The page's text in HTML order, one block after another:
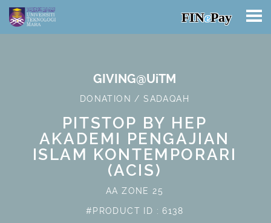
FINePay
GIVING@UiTM
DONATION / SADAQAH
PITSTOP BY HEP
AKADEMI PENGAJIAN
ISLAM KONTEMPORARI
(ACIS)
AA ZONE 25
#PRODUCT ID : 6138